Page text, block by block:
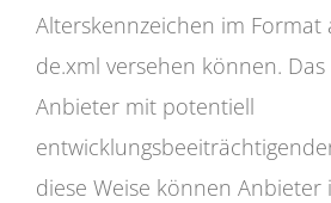
Alterskennzeichen im Format
de.xml versehen können.
Anbieter mit potentiell
diese Weise können Anbieter